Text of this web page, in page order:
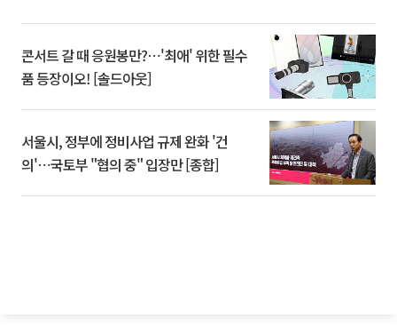
콘서트 갈 때 응원봉만?⋯'최애' 위한 필수
품 등장이오! [솔드아웃]
서울시, 정부에 정비사업 규제 완화 '건
의'⋯국토부 "협의 중" 입장만 [종합]